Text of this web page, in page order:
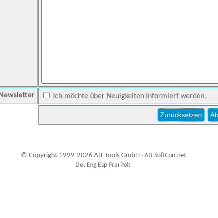
Newsletter Ich möchte über Neuigkeiten informiert werden.
© Copyright 1999-2026 AB-Tools GmbH · AB-SoftCon.net